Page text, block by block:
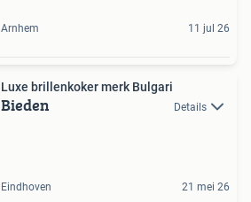
Arnhem 11 jul 26
Luxe brillenkoker merk Bulgari
Bieden Details
Eindhoven 21 mei 26